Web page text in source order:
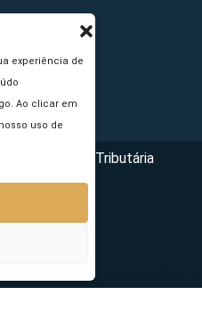
experiência de
Ao clicar em
uso de
da Reforma Tributária